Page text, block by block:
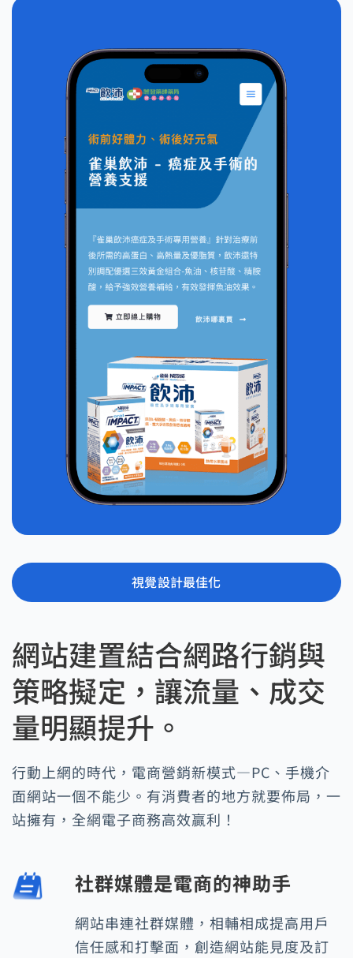
視覺設計最佳化
網站建置結合網路行銷與
策略擬定，讓流量、成交
量明顯提升。
行動上網的時代，電商營銷新模式—PC、手機介
面網站一個不能少。有消費者的地方就要佈局，一
站擁有，全網電子商務高效贏利！
社群媒體是電商的神助手
網站串連社群媒體，相輔相成提高用戶
信任感和打擊面，創造網站能見度及訂